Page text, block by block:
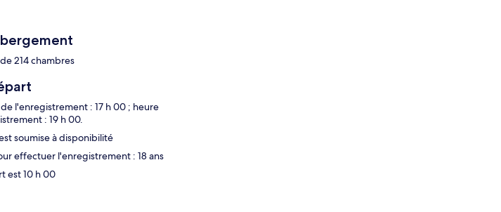
214 chambres
l'enregistrement : 17 h 00 ; heure
: 19 h 00.
soumise à disponibilité
effectuer l'enregistrement : 18 ans
est 10 h 00